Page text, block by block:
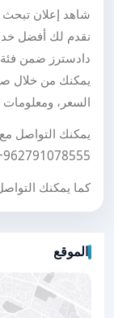
شاهد إعلان
نقدم لك أفضل
دادسترز ضمن
يمكنك من خلال
السعر، ومعلومات
يمكنك التواصل
كما يمكنك
الموقع